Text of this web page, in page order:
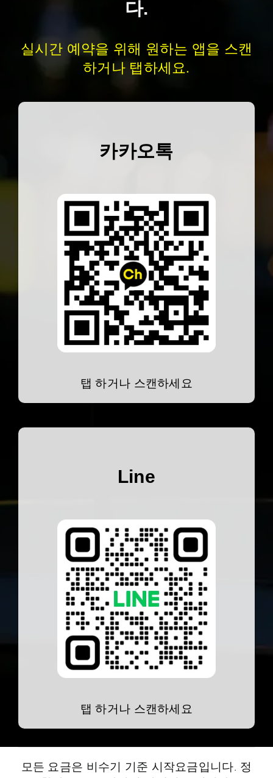
다.
실시간 예약을 위해 원하는 앱을 스캔
하거나 탭하세요.
카카오톡
탭 하거나 스캔하세요
Line
탭 하거나 스캔하세요
모든 요금은 비수기 기준 시작요금입니다. 정